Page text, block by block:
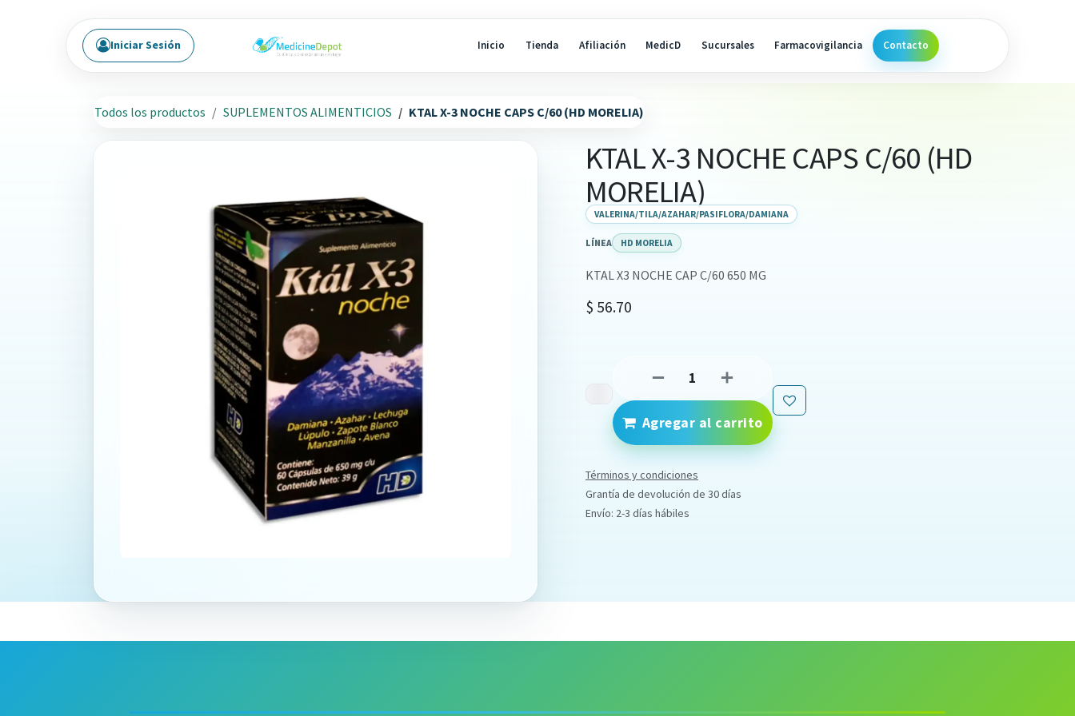
Inicio Tienda Afiliación MedicD Sucursales Farmacovigilancia Contacto
Iniciar Sesión
Todos los productos SUPLEMENTOS ALIMENTICIOS KTAL X-3 NOCHE CAPS C/60 (HD MORELIA)
KTAL X-3 NOCHE CAPS C/60 (HD
MORELIA)
VALERINA/TILA/AZAHAR/PASIFLORA/DAMIANA
LÍNEA HD MORELIA
KTAL X3 NOCHE CAP C/60 650 MG
$ 56.70
Agregar al carrito
Términos y condiciones
Grantía de devolución de 30 días
Envío: 2-3 días hábiles